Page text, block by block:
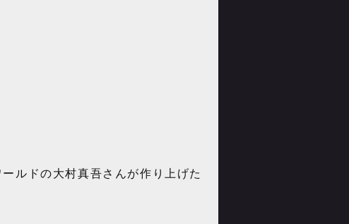
ルドの大村真吾さんが作り上げた